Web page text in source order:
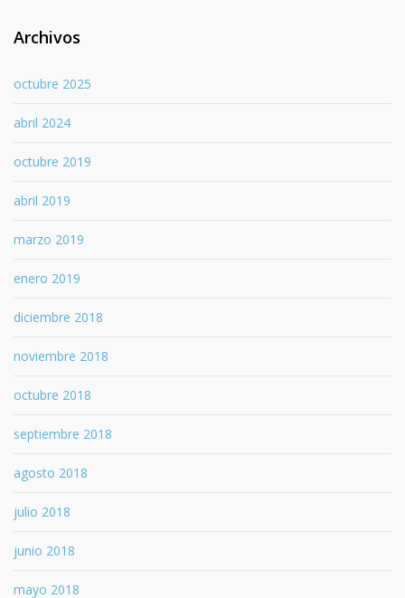
Archivos
octubre 2025
abril 2024
octubre 2019
abril 2019
marzo 2019
enero 2019
diciembre 2018
noviembre 2018
octubre 2018
septiembre 2018
agosto 2018
julio 2018
junio 2018
mayo 2018